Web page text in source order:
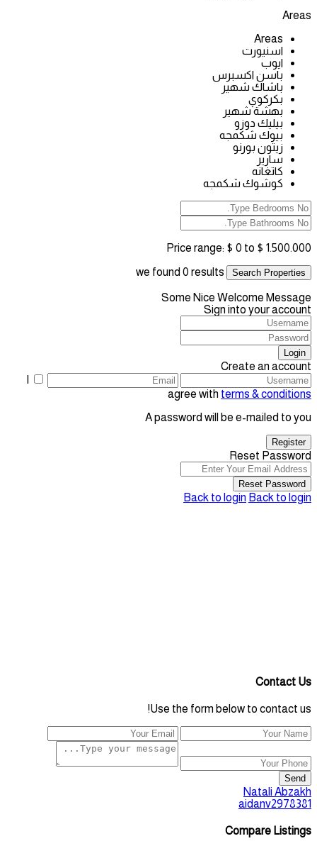
Areas
Areas
اسنيورت
ايوب
باسن اكسبرس
باشاك شهير
بكركوي
بهشة شهير
بيليك دوزو
بيوك شكمجه
زيتون بورنو
سارير
كاتغانه
كوشوك شكمجه
Price range: $ 0 to $ 1.500.000
Search Properties
we found 0 results
Some Nice Welcome Message
Sign into your account
Login
Create an account
agree with terms & conditions
A password will be e-mailed to you
Register
Reset Password
Reset Password
Back to login Back to login
Contact Us
Use the form below to contact us!
Send
Natali Abzakh
aidanv2978381
Compare Listings